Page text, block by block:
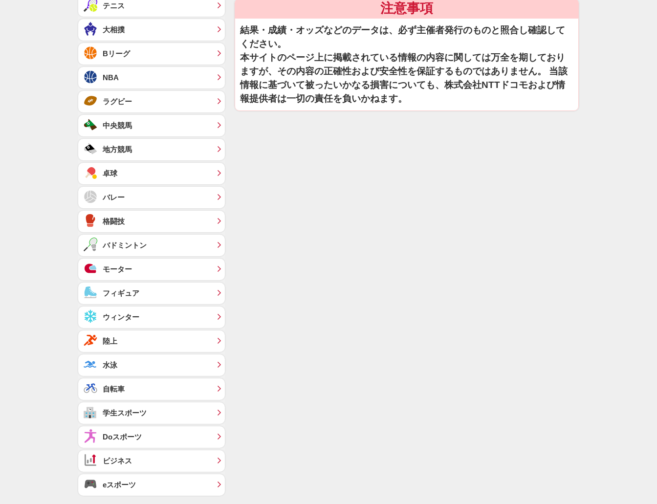
注意事項
結果・成績・オッズなどのデータは、必ず主催者発行のものと照合し確認して
ください。
本サイトのページ上に掲載されている情報の内容に関しては万全を期しており
ますが、その内容の正確性および安全性を保証するものではありません。 当該
情報に基づいて被ったいかなる損害についても、株式会社NTTドコモおよび情
報提供者は一切の責任を負いかねます。
テニス
大相撲
Bリーグ
NBA
ラグビー
中央競馬
地方競馬
卓球
バレー
格闘技
バドミントン
モーター
フィギュア
ウィンター
陸上
水泳
自転車
学生スポーツ
Doスポーツ
ビジネス
eスポーツ